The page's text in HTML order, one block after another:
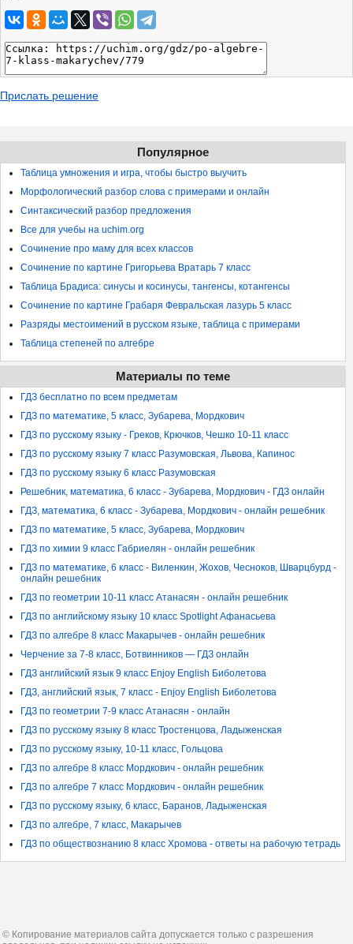
Прислать решение
Популярное
Таблица умножения и игра, чтобы быстро выучить
Морфологический разбор слова с примерами и онлайн
Синтаксический разбор предложения
Все для учебы на uchim.org
Сочинение про маму для всех классов
Сочинение по картине Григорьева Вратарь 7 класс
Таблица Брадиса: синусы и косинусы, тангенсы, котангенсы
Сочинение по картине Грабаря Февральская лазурь 5 класс
Разряды местоимений в русском языке, таблица с примерами
Таблица степеней по алгебре
Материалы по теме
ГДЗ бесплатно по всем предметам
ГДЗ по математике, 5 класс, Зубарева, Мордкович
ГДЗ по русскому языку - Греков, Крючков, Чешко 10-11 класс
ГДЗ по русскому языку 7 класс Разумовская, Львова, Капинос
ГДЗ по русскому языку 6 класс Разумовская
Решебник, математика, 6 класс - Зубарева, Мордкович - ГДЗ онлайн
ГДЗ, математика, 6 класс - Зубарева, Мордкович - онлайн решебник
ГДЗ по математике, 5 класс, Зубарева, Мордкович
ГДЗ по химии 9 класс Габриелян - онлайн решебник
ГДЗ по математике, 6 класс - Виленкин, Жохов, Чесноков, Шварцбурд -
онлайн решебник
ГДЗ по геометрии 10-11 класс Атанасян - онлайн решебник
ГДЗ по английскому языку 10 класс Spotlight Афанасьева
ГДЗ по алгебре 8 класс Макарычев - онлайн решебник
Черчение за 7-8 класс, Ботвинников — ГДЗ онлайн
ГДЗ английский язык 9 класс Enjoy English Биболетова
ГДЗ, английский язык, 7 класс - Enjoy English Биболетова
ГДЗ по геометрии 7-9 класс Атанасян - онлайн
ГДЗ по русскому языку 8 класс Тростенцова, Ладыженская
ГДЗ по русскому языку, 10-11 класс, Гольцова
ГДЗ по алгебре 8 класс Мордкович - онлайн решебник
ГДЗ по алгебре 7 класс Мордкович - онлайн решебник
ГДЗ по русскому языку, 6 класс, Баранов, Ладыженская
ГДЗ по алгебре, 7 класс, Макарычев
ГДЗ по обществознанию 8 класс Хромова - ответы на рабочую тетрадь
© Копирование материалов сайта допускается только с разрешения